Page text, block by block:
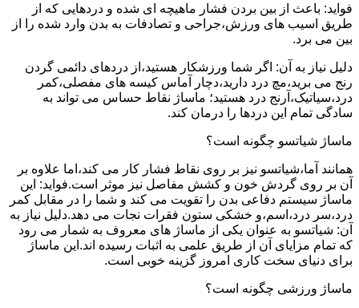
فواید: باعث از بین بردن فشار ماهیچه ای شده و دردهایی که از
طریق اسیب های ورزش،جراحی و تصادفات به بدن وارد شده را از
بین می برد.
دلیل نیاز به آن: اگر شما ورزشکار هستید،از دردهای دائمی گردن
رنج می برید،مچ درد دارید،دچار آماس کیسه های مفصلی،کمر
درد،سیاتیک،آرنج درد هستید؛ ماساژ نقاط حساس می تواند به
سادگی تمام این دردها را درمان کند.
ماساژ شیاتسو چگونه است؟
همانند آما،شیاتسو نیز بر روی نقاط فشار کار می کند،اما علاوه بر
آن بر روی گردش خون و کشش مفاصل نیز موثر است.فواید: این
ماساژ سیستم دفاعی بدن را تقویت می کند و شما را در مقابل کمر
درد،سر درد،اسم،و خشکی ستون فقرات نجات می دهد.دلیل نیاز به
آن: شیاتسو به عنوان یکی از ماساژ های معروف به شمار می رود
که تمام مزایای آن از طریق علمی به اثبات رسیده اند.این ماساژ
برای دنیای سخت کاری امروز گزینه خوبی است.
ماساژ ورزشی چگونه است؟